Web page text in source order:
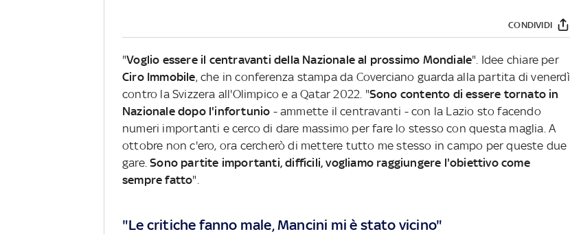
CONDIVIDI
"Voglio essere il centravanti della Nazionale al prossimo Mondiale". Idee chiare per
Ciro Immobile, che in conferenza stampa da Coverciano guarda alla partita di venerdì
contro la Svizzera all'Olimpico e a Qatar 2022. "Sono contento di essere tornato in
Nazionale dopo l'infortunio - ammette il centravanti - con la Lazio sto facendo
numeri importanti e cerco di dare massimo per fare lo stesso con questa maglia. A
ottobre non c'ero, ora cercherò di mettere tutto me stesso in campo per queste due
gare.Sono partite importanti, difficili, vogliamo raggiungere l'obiettivo come
sempre fatto".
"Le critiche fanno male, Mancini mi è stato vicino"